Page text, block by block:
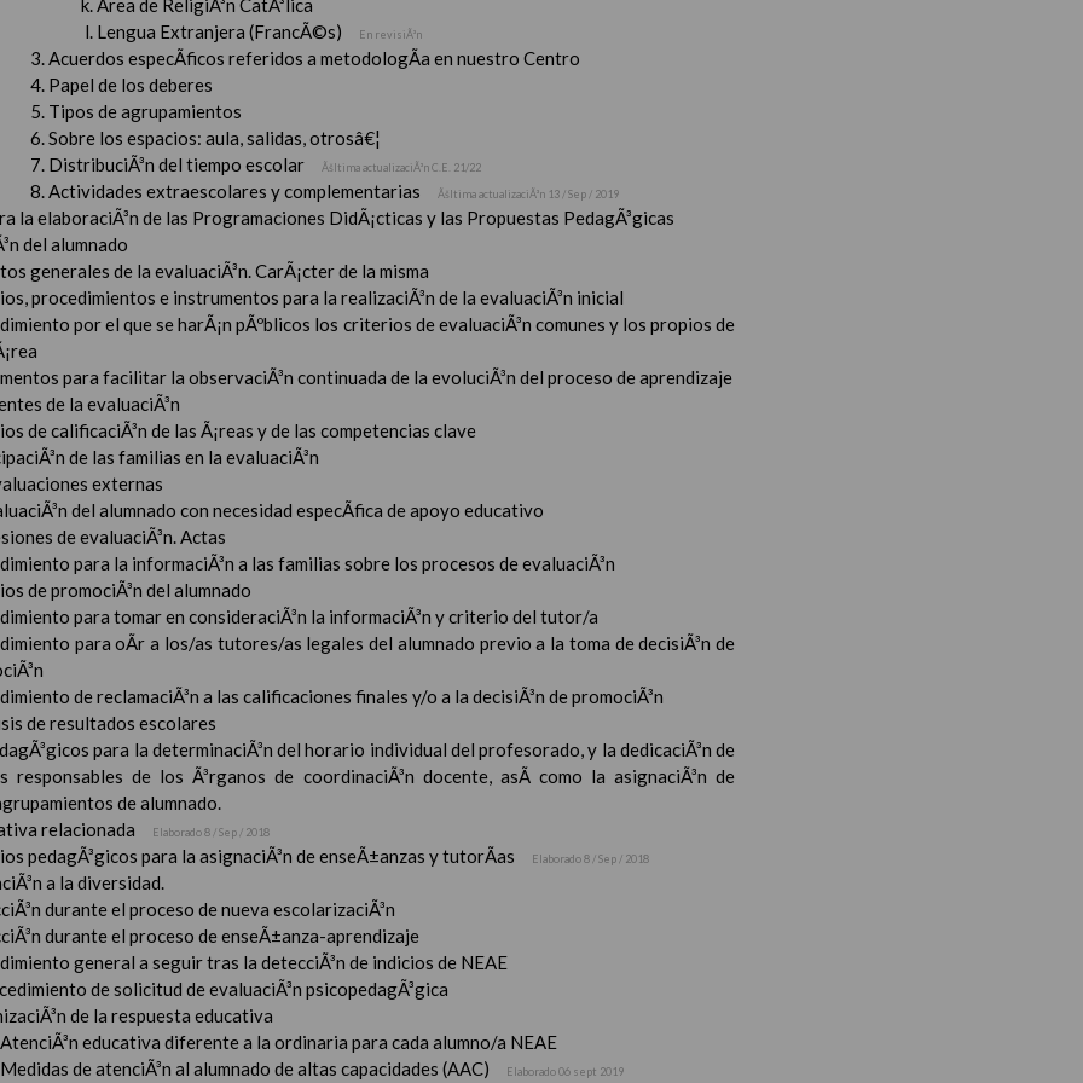
Ãrea de ReligiÃ³n CatÃ³lica
Lengua Extranjera (FrancÃ©s)
En revisiÃ³n
Acuerdos especÃ­ficos referidos a metodologÃ­a en nuestro Centro
Papel de los deberes
Tipos de agrupamientos
Sobre los espacios: aula, salidas, otrosâ€¦
DistribuciÃ³n del tiempo escolar
Ãšltima actualizaciÃ³n C.E. 21/22
Actividades extraescolares y complementarias Ãšltima actualizaciÃ³n 13 / Sep / 2019
la elaboraciÃ³n de las Programaciones DidÃ¡cticas y las Propuestas PedagÃ³gicas
del alumnado
generales de la evaluaciÃ³n. CarÃ¡cter de la misma
procedimientos e instrumentos para la realizaciÃ³n de la evaluaciÃ³n inicial
por el que se harÃ¡n pÃºblicos los criterios de evaluaciÃ³n comunes y los propios de
para facilitar la observaciÃ³n continuada de la evoluciÃ³n del proceso de aprendizaje
de la evaluaciÃ³n
de calificaciÃ³n de las Ã¡reas y de las competencias clave
de las familias en la evaluaciÃ³n
externas
del alumnado con necesidad especÃ­fica de apoyo educativo
de evaluaciÃ³n. Actas
para la informaciÃ³n a las familias sobre los procesos de evaluaciÃ³n
de promociÃ³n del alumnado
para tomar en consideraciÃ³n la informaciÃ³n y criterio del tutor/a
para oÃ­r a los/as tutores/as legales del alumnado previo a la toma de decisiÃ³n de
de reclamaciÃ³n a las calificaciones finales y/o a la decisiÃ³n de promociÃ³n
de resultados escolares
para la determinaciÃ³n del horario individual del profesorado, y la dedicaciÃ³n de
responsables de los Ã³rganos de coordinaciÃ³n docente, asÃ­ como la asignaciÃ³n de
de alumnado.
relacionada
Elaborado 8 / Sep / 2018
pedagÃ³gicos para la asignaciÃ³n de enseÃ±anzas y tutorÃ­as Elaborado 8 / Sep / 2018
a la diversidad.
durante el proceso de nueva escolarizaciÃ³n
durante el proceso de enseÃ±anza-aprendizaje
general a seguir tras la detecciÃ³n de indicios de NEAE
de solicitud de evaluaciÃ³n psicopedagÃ³gica
de la respuesta educativa
AtenciÃ³n educativa diferente a la ordinaria para cada alumno/a NEAE
Medidas de atenciÃ³n al alumnado de altas capacidades (AAC)
Elaborado 06 sept 2019